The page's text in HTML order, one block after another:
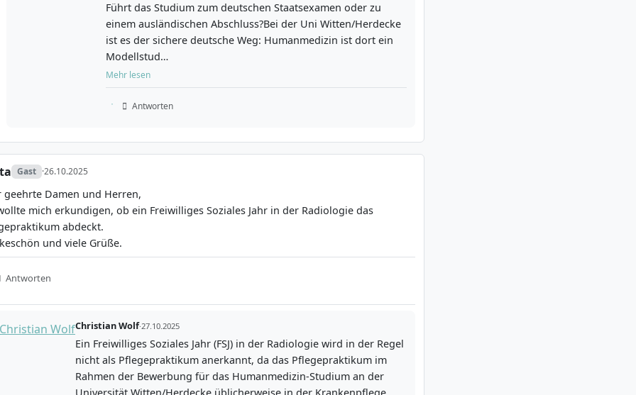
ist durchgehend gewährleistet. Du trainierst deine ärztlichen Kompetenzen
Blockwochen in kooperierenden Kliniken sowie im achtwöchigen
Viele Veranstaltungen finden in Kleingruppen mit maximal 8
statt. Regelmäßige Feedbackgespräche, klinisches Reflexionstraining,
praxisorientiertes Prüfungssystem ergänzen das Lehrkonzept.
Perspektiven eröffnet das Studium in Witten?
Staatsexamen in Humanmedizin erhältst du die Approbation und
dich für die selbstständige Berufsausübung als Ärztin oder Arzt. Nach dem
dir zahlreiche Wege offen:
als Ärztin oder Arzt in klinischen Einrichtungen aller Versorgungsstufen
Pädiatrie, Urologie und viele weitere
für eine wissenschaftliche Karriere: Promotionsvorhaben sind schon
des Studiums in einem Forschungssemester integrierbar, die Fakultät
die Grade Dr. med. und Dr. rer. medic.
Führt das Studium zum deutschen Staatsexamen oder zu
einem ausländischen Abschluss?Bei der Uni Witten/Herdecke
ist es der sichere deutsche Weg: Humanmedizin ist dort ein
Modellstud…
Mehr lesen
Antworten
Gast ·26.10.2025
geehrte Damen und Herren,
mich erkundigen, ob ein Freiwilliges Soziales Jahr in der Radiologie das
abdeckt.
und viele Grüße.
Antworten
Christian Wolf·27.10.2025
Ein Freiwilliges Soziales Jahr (FSJ) in der Radiologie wird in der Regel
nicht als Pflegepraktikum anerkannt, da das Pflegepraktikum im
Rahmen der Bewerbung für das Humanmedizin-Studium an der